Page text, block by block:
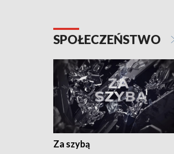
SPOŁECZEŃSTWO
Za szybą